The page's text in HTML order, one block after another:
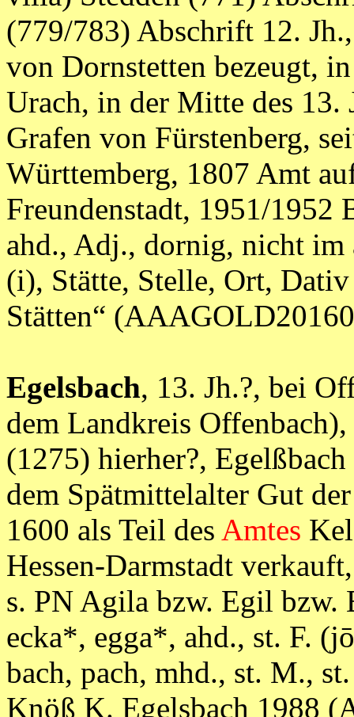
(779/783) Abschrift 12.
von Dornstetten bezeugt,
Urach, in der Mitte des 13.
Grafen von Fürstenberg,
Württemberg, 1807 Amt
Freundenstadt, 1951/1952
ahd., Adj., dornig, nicht im
(i), Stätte, Stelle, Ort,
Stätten“
Egelsbach, 13. Jh.?, bei
dem Landkreis
(1275) hierher?,
dem Spätmittelalter Gut
1600 als Teil des Amtes
Hessen-Darmstadt
s. PN Agila bzw. Egil
ecka*, egga*, ahd., st. F.
bach, pach, mhd., st. M.,
Knöß K. Egelsbach 1988